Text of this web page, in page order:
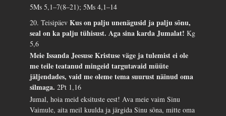
5Ms 5,1–7(8–21); 5Ms 4,1–14
20. TeisipäevKus on palju unenägusid ja palju sõnu,
seal on ka palju tühisust. Aga sina karda Jumalat!Kg
5,6
Meie Issanda Jeesuse Kristuse väge ja tulemist ei ole
me teile teatanud mingeid targutavaid müüte
jäljendades, vaid me oleme tema suurust näinud oma
silmaga.2Pt 1,16
Jumal, hoia meid eksituste eest! Ava meie vaim Sinu
Vaimule, aita meil kuulda ja järgida Sinu sõna, mitte oma